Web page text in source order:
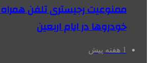
ممنوعیت رجیستری تلفن
خودروها در ایام اربعین
1 هفته پیش